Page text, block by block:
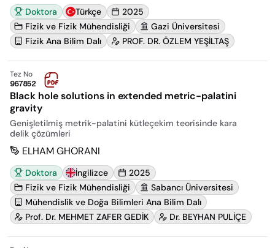
Doktora Türkçe
2025
Fizik ve Fizik Mühendisliği
Gazi Üniversitesi
Fizik Ana Bilim Dalı
PROF. DR. ÖZLEM YEŞİLTAŞ
Tez No
967852
Black hole solutions in extended metric-palatini
gravity
Genişletilmiş metrik-palatini kütleçekim teorisinde kara
delik çözümleri
ELHAM GHORANI
Doktora İngilizce
2025
Fizik ve Fizik Mühendisliği
Sabancı Üniversitesi
Mühendislik ve Doğa Bilimleri Ana Bilim Dalı
Prof. Dr. MEHMET ZAFER GEDİK
Dr. BEYHAN PULİÇE